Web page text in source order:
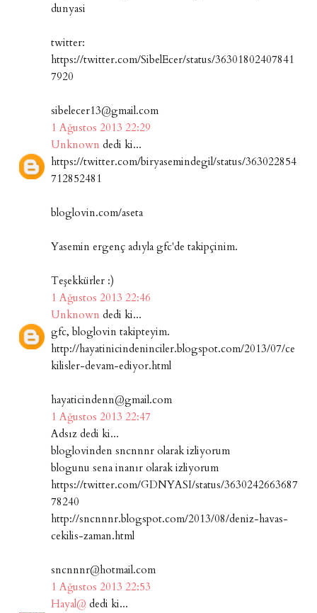
dunyasi
twitter:
https://twitter.com/SibelEcer/status/36301802407841
7920
sibelecer13@gmail.com
1 Ağustos 2013 22:29
Unknown dedi ki...
https://twitter.com/biryasemindegil/status/363022854
712852481
bloglovin.com/aseta
Yasemin ergenç adıyla gfc'de takipçinim.
Teşekkürler :)
1 Ağustos 2013 22:46
Unknown dedi ki...
gfc, bloglovin takipteyim.
http://hayatinicindeninciler.blogspot.com/2013/07/ce
kilisler-devam-ediyor.html
hayaticindenn@gmail.com
1 Ağustos 2013 22:47
Adsız dedi ki...
bloglovinden sncnnnr olarak izliyorum
blogunu sena inanır olarak izliyorum
https://twitter.com/GDNYASI/status/3630242663687
78240
http://sncnnnr.blogspot.com/2013/08/deniz-havas-
cekilis-zaman.html
sncnnnr@hotmail.com
1 Ağustos 2013 22:53
Hayal@dedi ki...